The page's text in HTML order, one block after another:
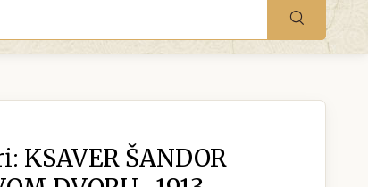
KSAVER ŠANDOR